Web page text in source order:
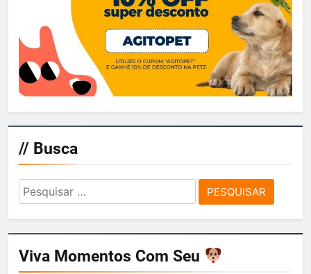
// Busca
Pesquisar
por:
Viva Momentos Com Seu